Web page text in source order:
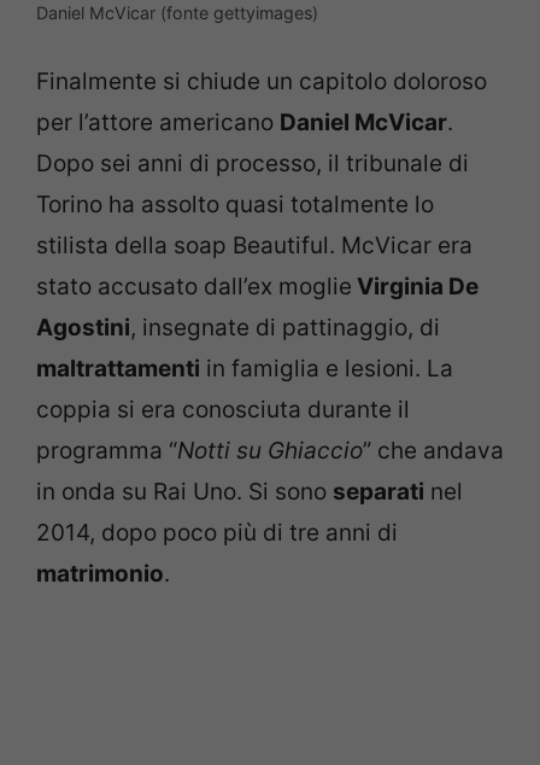
Daniel McVicar (fonte gettyimages)
Finalmente si chiude un capitolo doloroso
per l’attore americano Daniel McVicar.
Dopo sei anni di processo, il tribunale di
Torino ha assolto quasi totalmente lo
stilista della soap Beautiful. McVicar era
stato accusato dall’ex moglie Virginia De
Agostini, insegnate di pattinaggio, di
maltrattamenti in famiglia e lesioni. La
coppia si era conosciuta durante il
programma “Notti su Ghiaccio” che andava
in onda su Rai Uno. Si sono separati nel
2014, dopo poco più di tre anni di
matrimonio.